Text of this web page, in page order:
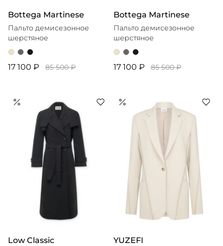
Bottega Martinese
Пальто демисезонное
шерстяное
17 100 ₽ 85 500 ₽
Bottega Martinese
Пальто демисезонное
шерстяное
17 100 ₽ 85 500 ₽
Low Classic YUZEFI